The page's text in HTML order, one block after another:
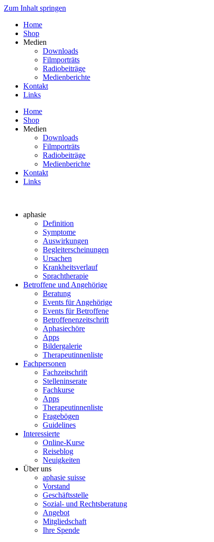
Zum Inhalt springen
Home
Shop
Medien
Downloads
Filmporträts
Radiobeiträge
Medienberichte
Kontakt
Links
Home
Shop
Medien
Downloads
Filmporträts
Radiobeiträge
Medienberichte
Kontakt
Links
aphasie
Definition
Symptome
Auswirkungen
Begleiterscheinungen
Ursachen
Krankheitsverlauf
Sprachtherapie
Betroffene und Angehörige
Beratung
Events für Angehörige
Events für Betroffene
Betroffenenzeitschrift
Aphasiechöre
Apps
Bildergalerie
Therapeutinnenliste
Fachpersonen
Fachzeitschrift
Stelleninserate
Fachkurse
Apps
Therapeutinnenliste
Fragebögen
Guidelines
Interessierte
Online-Kurse
Reiseblog
Neuigkeiten
Über uns
aphasie suisse
Vorstand
Geschäftsstelle
Sozial- und Rechtsberatung
Angebot
Mitgliedschaft
Ihre Spende